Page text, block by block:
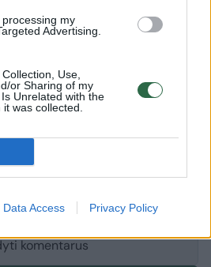
my
Advertising.
Use,
or Sharing of my
Unrelated with the
was collected.
Data Access Privacy Policy
pažadas
straipsniu
registruoti vartotojai.
vartotojų
komentarus